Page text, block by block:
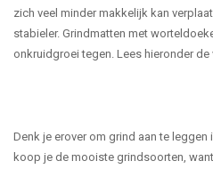
zich veel minder makkelijk kan
stabieler. Grindmatten met
onkruidgroei tegen. Lees hieronder de
Denk je erover om grind aan te leggen
koop je de mooiste grindsoorten,